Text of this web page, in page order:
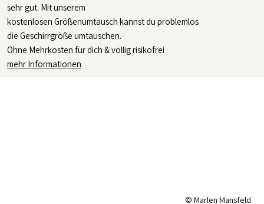
sehr gut. Mit unserem
kostenlosen Größenumtausch kannst du problemlos
die Geschirrgröße umtauschen.
Ohne Mehrkosten für dich & völlig risikofrei
mehr Informationen
© Marlen Mansfeld